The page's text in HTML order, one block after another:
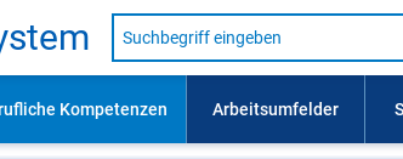
Suche
nach
Lehrausbildung,
usw.